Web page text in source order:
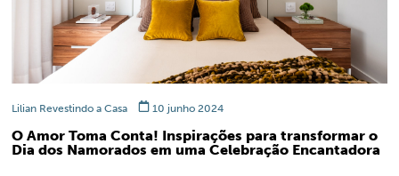
Lilian Revestindo a Casa 10 junho 2024
O Amor Toma Conta! Inspirações para transformar o
Dia dos Namorados em uma Celebração Encantadora